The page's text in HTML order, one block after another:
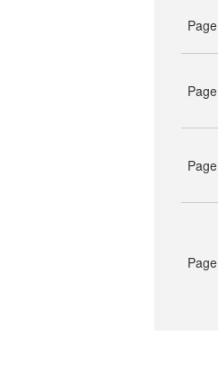
Page
Page
Page
Page